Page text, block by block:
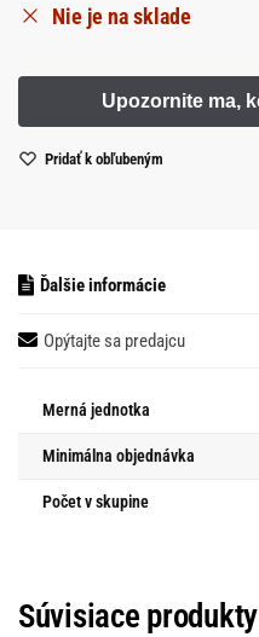
Nie je na sklade
Pridať k obľubeným
Ďalšie informácie
Opýtajte sa predajcu
Merná jednotka
Minimálna objednávka
Počet v skupine
Súvisiace produkty